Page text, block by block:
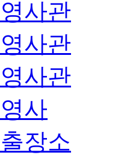
사관
사관
사관
사
장소